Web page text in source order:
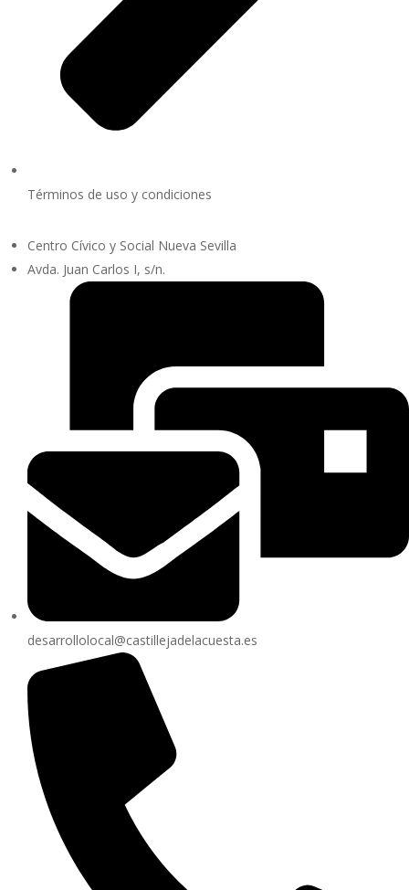
Términos de uso y condiciones
Centro Cívico y Social Nueva Sevilla
Avda. Juan Carlos I, s/n.
desarrollolocal@castillejadelacuesta.es